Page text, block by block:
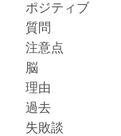
ポジティブ
質問
注意点
脳
理由
過去
失敗談